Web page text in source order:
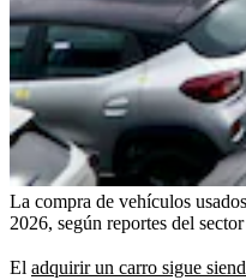
La compra de vehículos
2026, según reportes del
El adquirir un carro sigue